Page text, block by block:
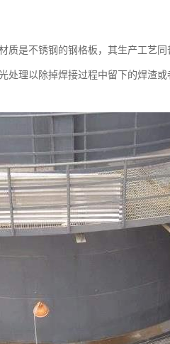
质是不锈钢的钢格板，其生产工艺
处理以除掉焊接过程中留下的焊渣